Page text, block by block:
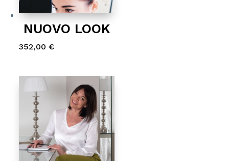
NUOVO LOOK
352,00€